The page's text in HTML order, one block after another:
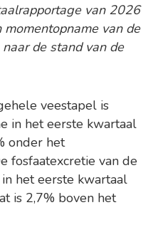
van 2026
van de
de stand van de
veestapel is
in het eerste kwartaal
onder het
fosfaatexcretie van de
het eerste kwartaal
is 2,7% boven het